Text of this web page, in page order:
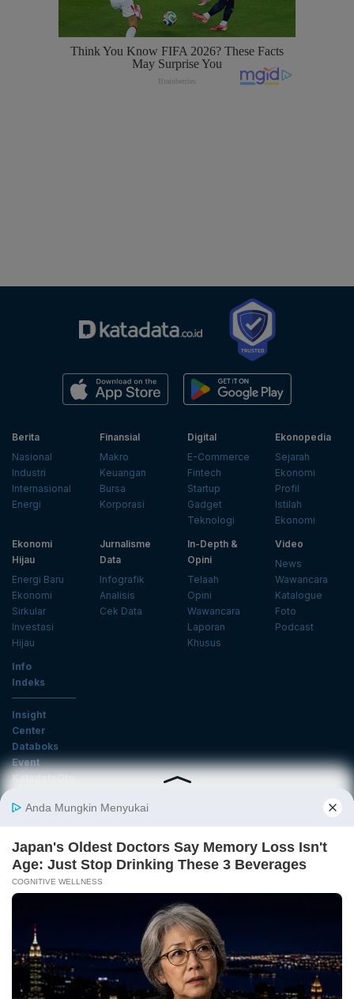
Berita
Nasional
Industri
Internasional
Energi
Finansial
Makro
Keuangan
Bursa
Korporasi
Digital
E-Commerce
Fintech
Startup
Gadget
Teknologi
Ekonopedia
Sejarah
Ekonomi
Profil
Istilah
Ekonomi
Ekonomi
Hijau
Energi Baru
Ekonomi
Sirkular
Investasi
Hijau
Jurnalisme
Data
Infografik
Analisis
Cek Data
In-Depth &
Opini
Telaah
Opini
Wawancara
Laporan
Khusus
Video
News
Wawancara
Katalogue
Foto
Podcast
Info
Indeks
Insight
Center
Databoks
Event
KatadataOto
Email
Daftar
Tentang Katadata Advertising Karier
Pedoman Media Siber
Kebijakan Privasi
Disclaimer
Hubungi Kami
©2026 Katadata. Hak cipta dilindungi Undang-undang.